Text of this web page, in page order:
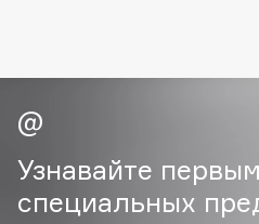
C
Cadence
Carbon Theory
Carmex
Узнавайте
специальных